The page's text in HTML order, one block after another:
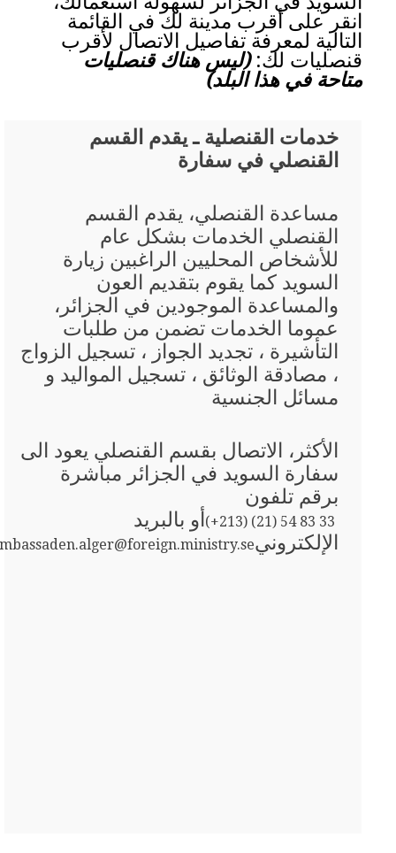
انقر على أقرب مدينة لك في القائمة
التالية لمعرفة تفاصيل الاتصال لأقرب
قنصليات لك:(ليس هناك قنصليات
متاحة في هذا البلد)
خدمات القنصلية ـ يقدم القسم
القنصلي في سفارة
مساعدة القنصلي، يقدم القسم
القنصلي الخدمات بشكل عام
للأشخاص المحليين الراغبين زيارة
السويد كما يقوم بتقديم العون
والمساعدة الموجودين في الجزائر،
عموما الخدمات تضمن من طلبات
التأشيرة ، تجديد الجواز ، تسجيل الزواج
، مصادقة الوثائق ، تسجيل المواليد و
مسائل الجنسية
الأكثر، الاتصال بقسم القنصلي يعود الى
سفارة السويد في الجزائر مباشرة
برقم تلفون
(+213) (21) 54 83 33أو بالبريد
الإلكتروني ambassaden.alger@foreign.ministry.se